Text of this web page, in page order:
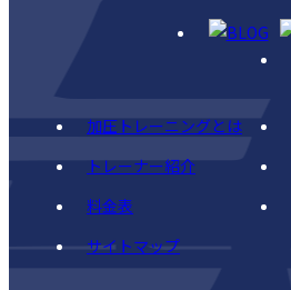
加圧トレーニングとは
トレーナー紹介
料金表
サイトマップ